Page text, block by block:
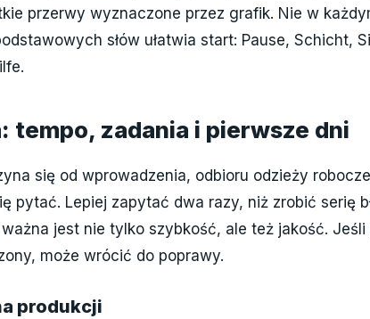
przerwy wyznaczone przez grafik. Nie w
słów ułatwia start: Pause, Schicht,
tempo, zadania i pierwsze dni
się od wprowadzenia, odbioru odzieży
pytać. Lepiej zapytać dwa razy, niż zrobić serię
jest nie tylko szybkość, ale też jakość.
może wrócić do poprawy.
produkcji